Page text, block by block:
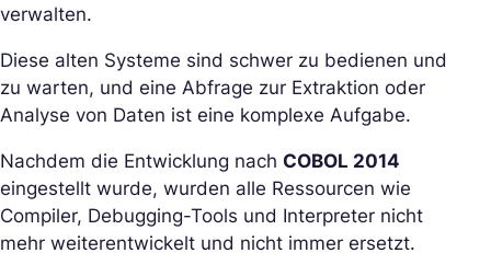
verwalten.
Diese alten Systeme sind schwer zu bedienen und
zu warten, und eine Abfrage zur Extraktion oder
Analyse von Daten ist eine komplexe Aufgabe.
Nachdem die Entwicklung nach COBOL 2014
eingestellt wurde, wurden alle Ressourcen wie
Compiler, Debugging-Tools und Interpreter nicht
mehr weiterentwickelt und nicht immer ersetzt.